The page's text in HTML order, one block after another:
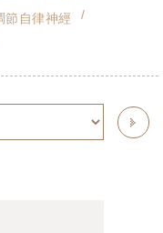
節自律神經